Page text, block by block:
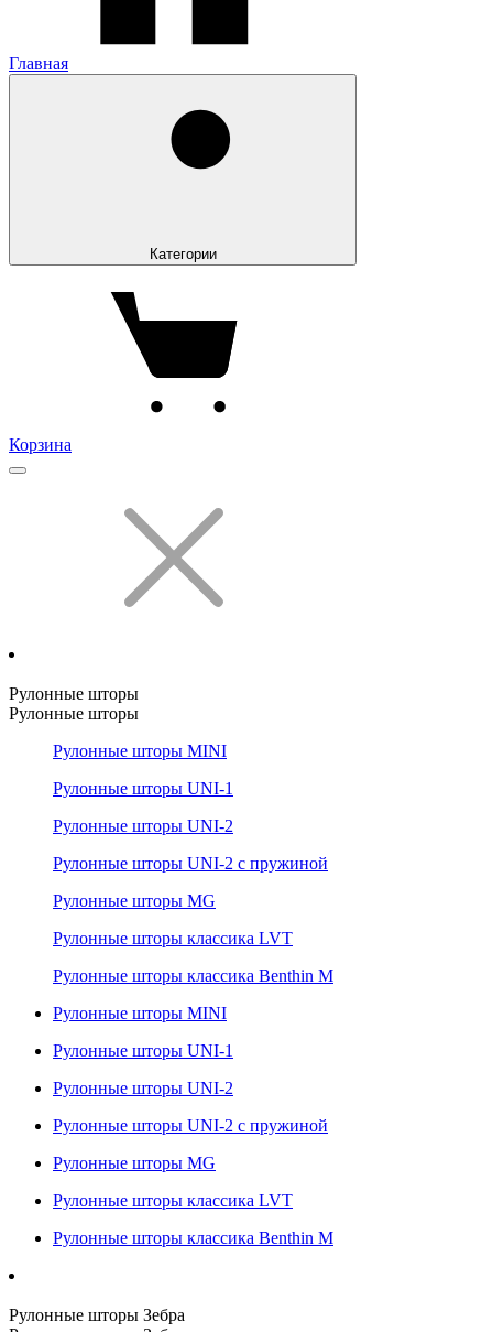
Главная
Категории
Корзина
Рулонные шторы
Рулонные шторы
Рулонные шторы MINI
Рулонные шторы UNI-1
Рулонные шторы UNI-2
Рулонные шторы UNI-2 с пружиной
Рулонные шторы MG
Рулонные шторы классика LVT
Рулонные шторы классика Benthin M
Рулонные шторы MINI
Рулонные шторы UNI-1
Рулонные шторы UNI-2
Рулонные шторы UNI-2 с пружиной
Рулонные шторы MG
Рулонные шторы классика LVT
Рулонные шторы классика Benthin M
Рулонные шторы Зебра